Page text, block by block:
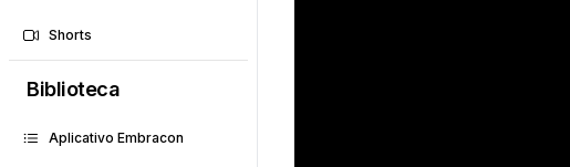
Shorts
Biblioteca
Aplicativo Embracon